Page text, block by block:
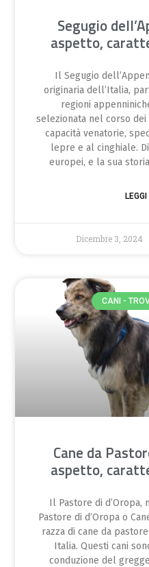
Segugio
aspetto,
Il Segugio
originaria dell’Italia,
regioni
selezionata nel corso
capacità venatorie,
lepre e al cinghiale.
europei, e la sua
Dicembre 3, 2024
CANI -
Cane da
aspetto,
Il Pastore di d’Oropa,
Pastore di d’Oropa o
razza di cane da
Italia. Questi cani
conduzione del